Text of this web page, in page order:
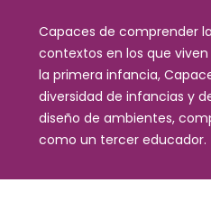
Capaces de comprender
contextos en los que viven
la primera infancia,
diversidad de infancias y
diseño de ambientes,
como un tercer educador.